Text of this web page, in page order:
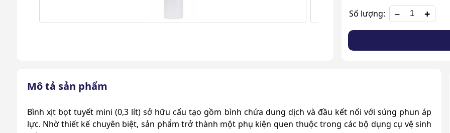
Số lượng: +
Mô tả sản phẩm
Bình xịt bọt tuyết mini (0,3 lít) sở hữu cấu tạo gồm bình chứa dung dịch và đầu kết nối với súng phun áp
lực. Nhờ thiết kế chuyên biệt, sản phẩm trở thành một phụ kiện quen thuộc trong các bộ dụng cụ vệ sinh